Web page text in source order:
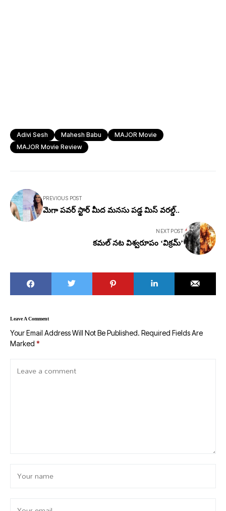
Adivi Sesh Mahesh Babu
MAJOR Movie
MAJOR Movie Review
PREVIOUS POST
మెగా పవర్ స్టార్ మీద మనసు పడ్డ మిస్ వరల్డ్..
NEXT POST
కమల్ నట విశ్వరూపం ‘విక్రమ్’
Leave A Comment
Your Email Address Will Not Be Published. Required Fields Are
Marked *